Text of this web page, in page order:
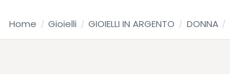
Home Gioielli GIOIELLI IN ARGENTO DONNA